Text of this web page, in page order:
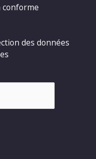
conforme
des données